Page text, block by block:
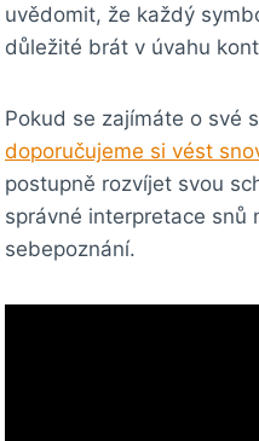
uvědomit, že každý
důležité brát v úvahu
Pokud se zajímáte o své
doporučujeme si vést
postupně rozvíjet svou
správné interpretace snů
sebepoznání.